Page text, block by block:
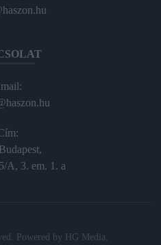
A, 3. em. 1. a
Powered by HG Media